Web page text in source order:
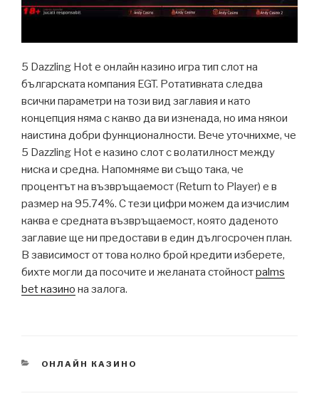
5 Dazzling Hot е онлайн казино игра тип слот на
българската компания EGT. Ротативката следва
всички параметри на този вид заглавия и като
концепция няма с какво да ви изненада, но има някои
наистина добри функционалности. Вече уточнихме, че
5 Dazzling Hot е казино слот с волатилност между
ниска и средна. Напомняме ви също така, че
процентът на възвръщаемост (Return to Player) е в
размер на 95.74%. С тези цифри можем да изчислим
каква е средната възвръщаемост, която даденото
заглавие ще ни предостави в един дългосрочен план.
В зависимост от това колко брой кредити изберете,
бихте могли да посочите и желаната стойностpalms
bet казино на залога.
CATEGORIES
ОНЛАЙН КАЗИНО